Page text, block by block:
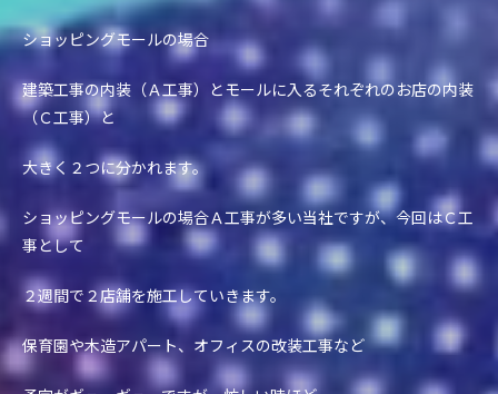
ショッピングモールの場合
建築工事の内装（Ａ工事）とモールに入るそれぞれのお店の内装
（Ｃ工事）と
大きく２つに分かれます。
ショッピングモールの場合Ａ工事が多い当社ですが、今回はＣ工
事として
２週間で２店舗を施工していきます。
保育園や木造アパート、オフィスの改装工事など